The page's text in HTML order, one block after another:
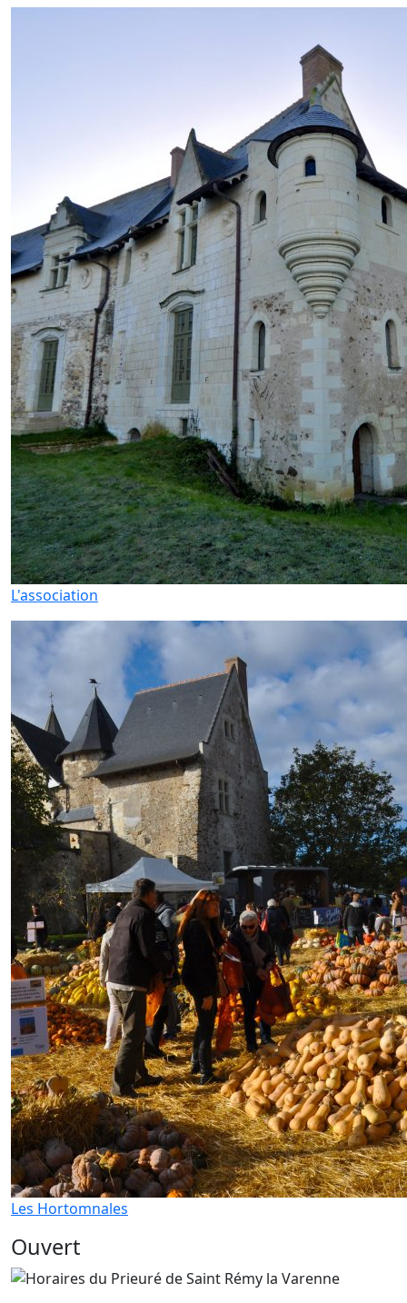
L'association
Les Hortomnales
Ouvert